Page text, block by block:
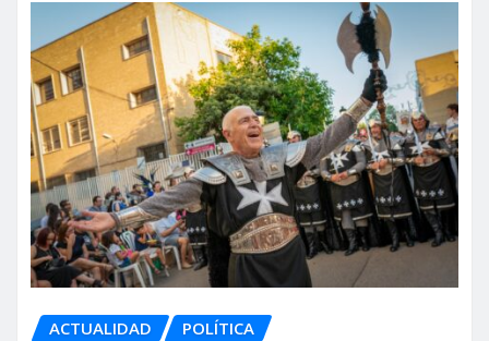
ACTUALIDAD POLÍTICA